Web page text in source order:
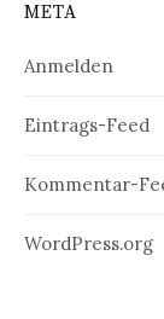
META
Anmelden
Eintrags-Feed
Kommentar-
WordPress.org